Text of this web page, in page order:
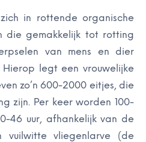
in rottende organische
die gemakkelijk tot rotting
van mens en dier
legt een vrouwelijke
zo’n 600-2000 eitjes, die
zijn. Per keer worden 100-
46 uur, afhankelijk van de
vuilwitte vliegenlarve (de